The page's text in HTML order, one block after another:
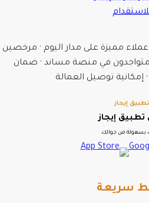
مميزة على مدار اليوم · مرخصين
ومتواجدون في منصة مساند · ضمان
تطبيق إيجاز
إيجاز
بسهولة من جوالك
سريعة